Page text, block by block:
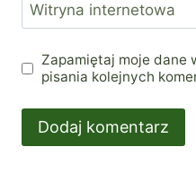
Witryna internetowa
Zapamiętaj moje dane
pisania kolejnych